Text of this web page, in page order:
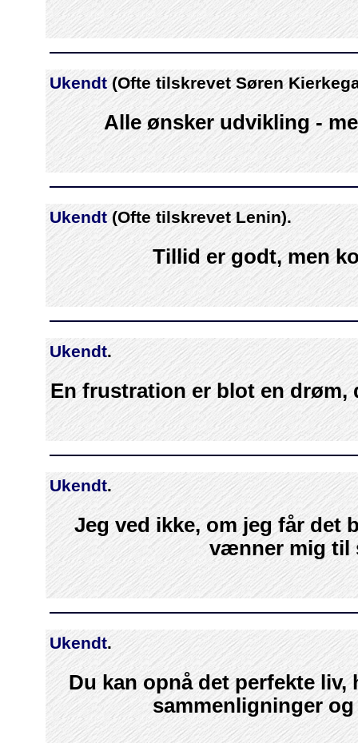
Ukendt(Ofte tilskrevet Søren
Alle ønsker udvikling -
Ukendt(Ofte tilskrevet Lenin).
Tillid er godt, men
Ukendt.
En frustration er blot en drøm,
Ukendt.
Jeg ved ikke, om jeg får det
vænner mig til
Ukendt.
Du kan opnå det perfekte
sammenligninger